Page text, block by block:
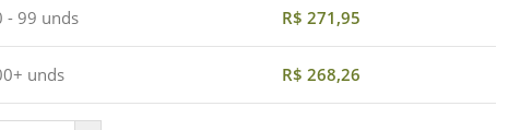
- 99 unds R$ 271,95
unds R$ 268,26